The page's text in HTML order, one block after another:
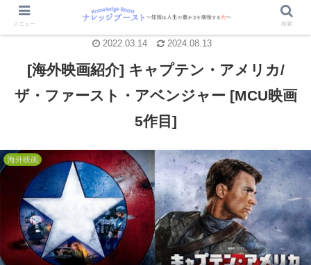
[海外映画紹介] キャプテン・アメリカ/
ザ・ファースト・アベンジャー [MCU映画
5作目]
海外映画
2024.08.13
2022.03.14
メニュー 検索